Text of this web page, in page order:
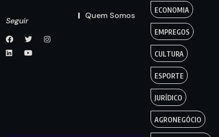
Seguir
Quem Somos
ECONOMIA
EMPREGOS
CULTURA
ESPORTE
JURÍDICO
AGRONEGÓCIO